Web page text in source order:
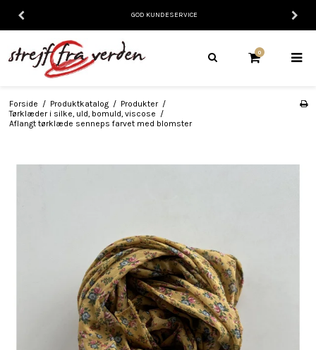
GOD KUNDESERVICE
0
Forside / Produktkatalog / Produkter /
Tørklæder i silke, uld, bomuld, viscose /
Aflangt tørklæde senneps farvet med blomster